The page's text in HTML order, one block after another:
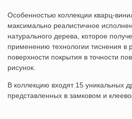
Особенностью коллекции кварц-
максимально реалистичное
натурального дерева, которое
применению технологии тиснения в
поверхности покрытия в точности
рисунок.
В коллекцию входят 15 уникальных
представленных в замковом и